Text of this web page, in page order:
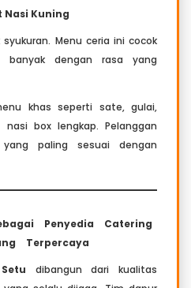
Nasi Kuning
Menu ceria ini cocok
banyak dengan rasa yang
khas seperti sate, gulai,
box lengkap. Pelanggan
paling sesuai dengan
Penyedia Catering
Terpercaya
dibangun dari kualitas